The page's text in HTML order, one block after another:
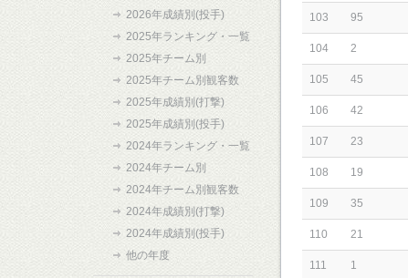
2026年成績別(投手)
2025年ランキング・一覧
2025年チーム別
2025年チーム別観客数
2025年成績別(打撃)
2025年成績別(投手)
2024年ランキング・一覧
2024年チーム別
2024年チーム別観客数
2024年成績別(打撃)
2024年成績別(投手)
他の年度
103 95
104 2
105 45
106 42
107 23
108 19
109 35
110 21
111 1